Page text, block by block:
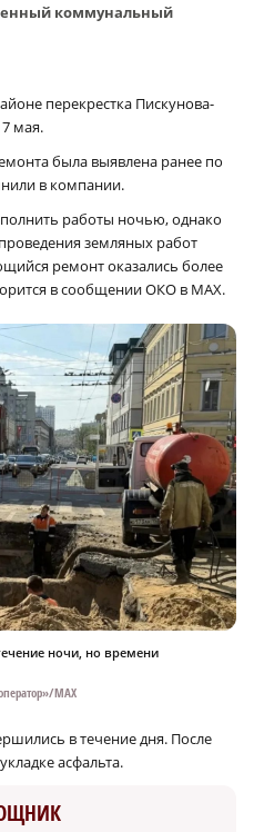
коммунальный
перекрестка Пискунова-
мая.
была выявлена ранее по
в компании.
работы ночью, однако
земляных работ
ремонт оказались более
в сообщении ОКО в МАХ.
ночи, но времени
МАХ
в течение дня. После
асфальта.